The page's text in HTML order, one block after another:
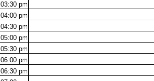
03:30 pm
04:00 pm
04:30 pm
05:00 pm
05:30 pm
06:00 pm
06:30 pm